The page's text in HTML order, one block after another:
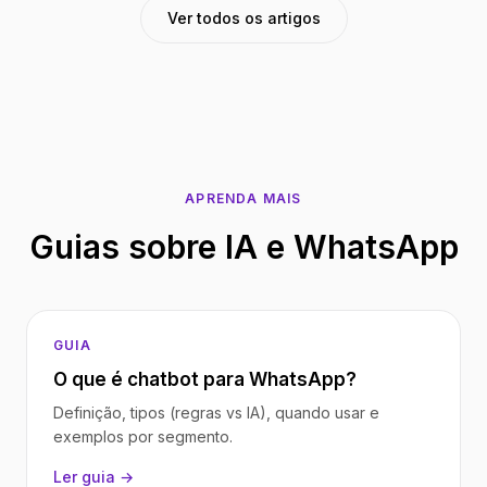
Ver todos os artigos
APRENDA MAIS
Guias sobre IA e WhatsApp
GUIA
O que é chatbot para WhatsApp?
Definição, tipos (regras vs IA), quando usar e
exemplos por segmento.
Ler guia →